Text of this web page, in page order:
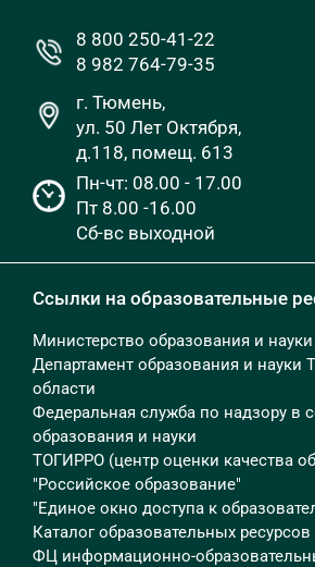
8 800 250-41-22
8 982 764-79-35
г. Тюмень,
ул. 50 Лет Октября,
д.118, помещ. 613
Пн-чт: 08.00 - 17.00
Пт 8.00 -16.00
Сб-вс выходной
Ссылки на образовательные
Министерство образования и
Департамент образования и науки
области
Федеральная служба по надзору в
образования и науки
ТОГИРРО (центр оценки качества
"Российское образование"
"Единое окно доступа к
Каталог образовательных ресурсов
ФЦ информационно-